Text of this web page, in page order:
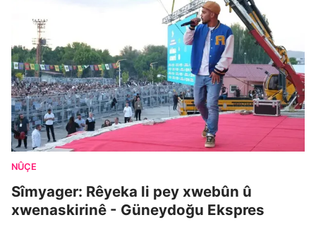
NÛÇE
Sîmyager: Rêyeka li pey xwebûn û
xwenaskirinê - Güneydoğu Ekspres